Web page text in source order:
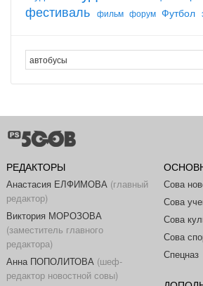
фестиваль фильм форум Футбол
РЕДАКТОРЫ
Анастасия ЕЛФИМОВА (главный
редактор)
Виктория МОРОЗОВА
(заместитель главного
редактора)
Анна ПОПОЛИТОВА (шеф-
редактор новостной совы)
Сова
Сова
Сова
Сова
Спецназ